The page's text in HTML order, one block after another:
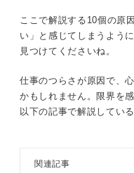
ここで解説する10個の原
い」と感じてしまうよう
見つけてくださいね。
仕事のつらさが原因で、
かもしれません。限界を
以下の記事で解説してい
関連記事